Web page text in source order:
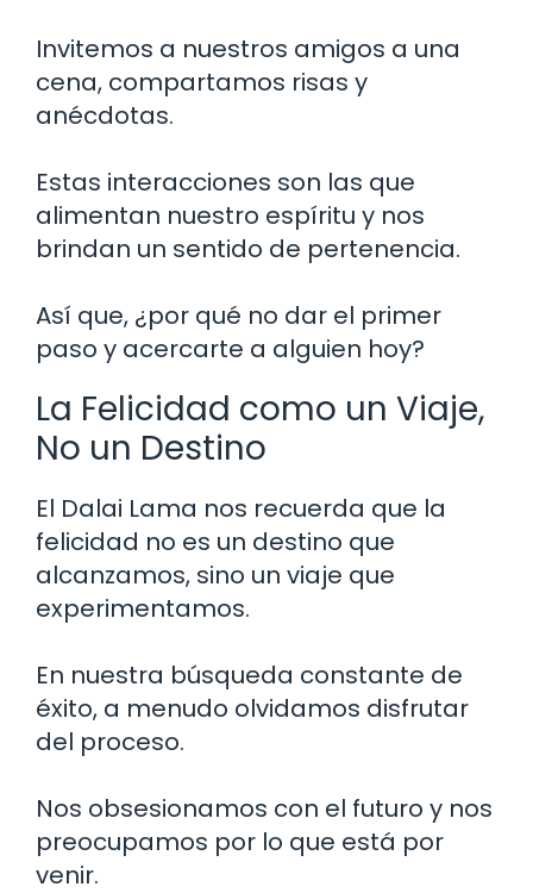
Invitemos a nuestros amigos a una
cena, compartamos risas y
anécdotas.
Estas interacciones son las que
alimentan nuestro espíritu y nos
brindan un sentido de pertenencia.
Así que, ¿por qué no dar el primer
paso y acercarte a alguien hoy?
La Felicidad como un Viaje,
No un Destino
El Dalai Lama nos recuerda que la
felicidad no es un destino que
alcanzamos, sino un viaje que
experimentamos.
En nuestra búsqueda constante de
éxito, a menudo olvidamos disfrutar
del proceso.
Nos obsesionamos con el futuro y nos
preocupamos por lo que está por
venir.